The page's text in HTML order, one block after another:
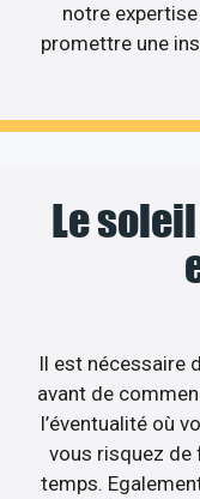
notre
promettre une
Le
Il est nécessaire
avant de
l’éventualité où
vous risquez de
temps.